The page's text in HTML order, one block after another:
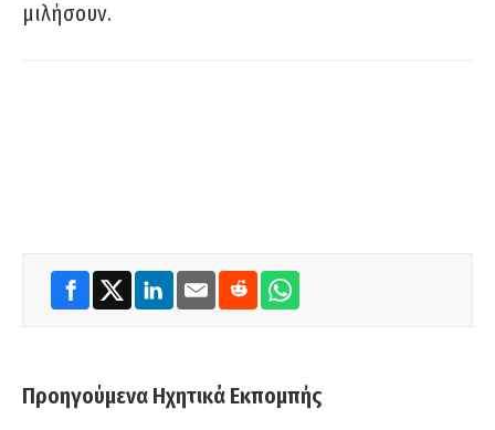
μιλήσουν.
Προηγούμενα Ηχητικά Εκπομπής